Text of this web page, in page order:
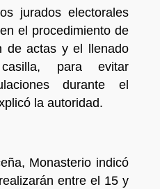
jurados electorales
el procedimiento de
de actas y el llenado
para evitar
durante el
la autoridad.
Monasterio indicó
entre el 15 y